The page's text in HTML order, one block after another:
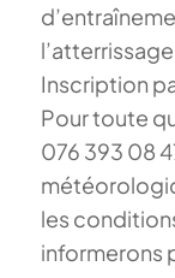
Inscription
Pour toute
076 393 08
les
informerons